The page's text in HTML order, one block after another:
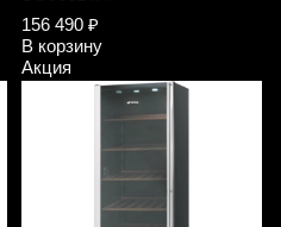
156 490 ₽
В корзину
Акция